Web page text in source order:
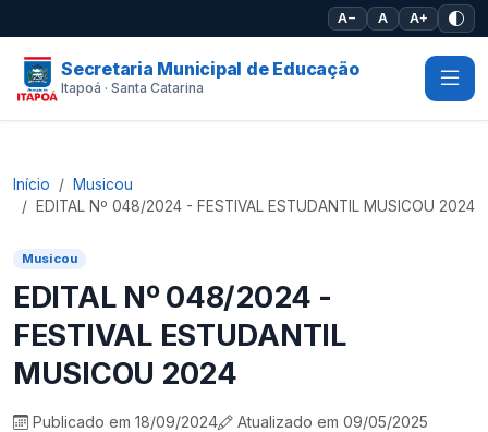
A− A A+
Secretaria Municipal de Educação
Itapoá · Santa Catarina
Início
Musicou
EDITAL Nº 048/2024 - FESTIVAL ESTUDANTIL MUSICOU 2024
Musicou
EDITAL Nº 048/2024 -
FESTIVAL ESTUDANTIL
MUSICOU 2024
Publicado em 18/09/2024 Atualizado em 09/05/2025